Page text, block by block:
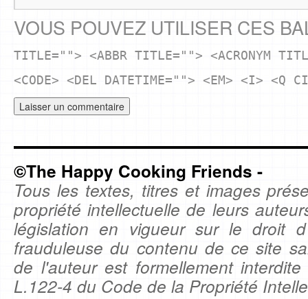
VOUS POUVEZ UTILISER CES
TITLE=""> <ABBR TITLE=""> <ACRONYM
<CODE> <DEL DATETIME=""> <EM> <I> <Q
©The Happy Cooking Friends -
Tous les textes, titres et images
propriété intellectuelle de leurs
législation en vigueur sur le droit
frauduleuse du contenu de ce site
de l'auteur est formellement
L.122-4 du Code de la Propriété